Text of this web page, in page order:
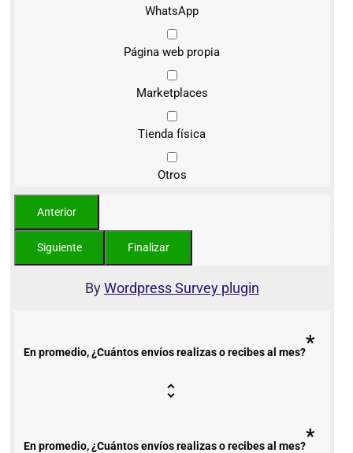
WhatsApp
Página web propia
Marketplaces
Tienda física
Otros
ByWordpress Survey plugin
En promedio, ¿Cuántos envíos realizas o recibes al mes?*
En promedio, ¿Cuántos envíos realizas o recibes al mes?*